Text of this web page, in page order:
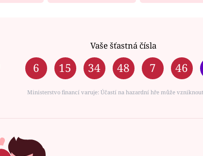
Vaše šťastná čísla
6 15 34 48 7 46
Ministerstvo financí varuje: Účastí na hazardní hře může